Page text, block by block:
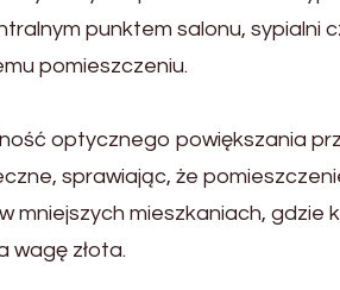
punktem salonu, sypialni
pomieszczeniu.
optycznego powiększania
sprawiając, że
mieszkaniach, gdzie
wagę złota.